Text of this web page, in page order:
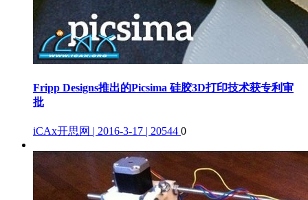
Fripp Designs推出的Picsima 硅胶3D打印技术获专利审
批
iCAx开思网 | 2016-3-17 | 20544 0